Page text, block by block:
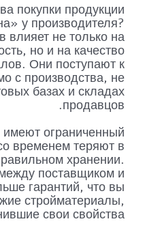
покупки продукции
у производителя?
влияет не только на
но и на качество
Они поступают к
с производства, не
базах и складах
продавцов.
ограниченный
временем теряют в
хранении.
поставщиком и
гарантий, что вы
стройматериалы,
свои свойства.